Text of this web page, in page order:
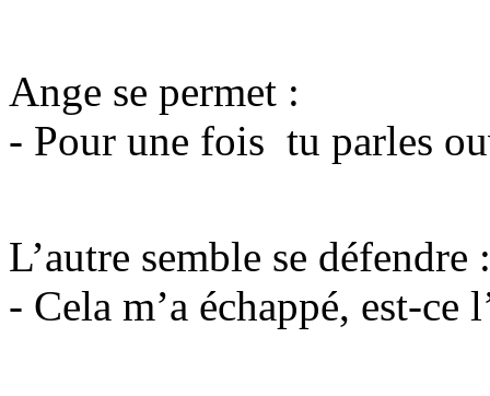
Ange se permet :
- Pour une fois tu parles
L’autre semble se défendre :
- Cela m’a échappé, est-ce